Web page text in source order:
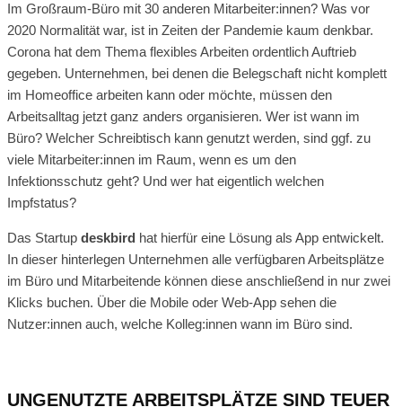
Im Großraum-Büro mit 30 anderen Mitarbeiter:innen? Was vor
2020 Normalität war, ist in Zeiten der Pandemie kaum denkbar.
Corona hat dem Thema flexibles Arbeiten ordentlich Auftrieb
gegeben. Unternehmen, bei denen die Belegschaft nicht komplett
im Homeoffice arbeiten kann oder möchte, müssen den
Arbeitsalltag jetzt ganz anders organisieren. Wer ist wann im
Büro? Welcher Schreibtisch kann genutzt werden, sind ggf. zu
viele Mitarbeiter:innen im Raum, wenn es um den
Infektionsschutz geht? Und wer hat eigentlich welchen
Impfstatus?
Das Startup deskbird hat hierfür eine Lösung als App entwickelt.
In dieser hinterlegen Unternehmen alle verfügbaren Arbeitsplätze
im Büro und Mitarbeitende können diese anschließend in nur zwei
Klicks buchen. Über die Mobile oder Web-App sehen die
Nutzer:innen auch, welche Kolleg:innen wann im Büro sind.
UNGENUTZTE ARBEITSPLÄTZE SIND TEUER